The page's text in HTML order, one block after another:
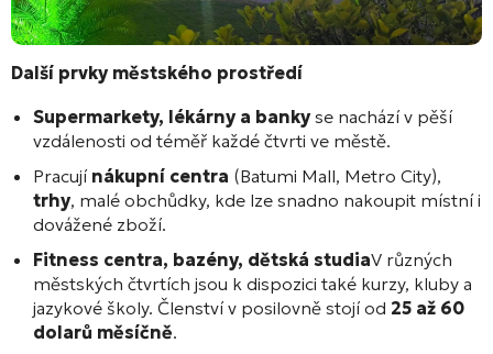
Další prvky městského prostředí
Supermarkety, lékárny a banky se nachází v pěší
vzdálenosti od téměř každé čtvrti ve městě.
Pracují nákupní centra (Batumi Mall, Metro City),
trhy, malé obchůdky, kde lze snadno nakoupit místní i
dovážené zboží.
Fitness centra, bazény, dětská studiaV různých
městských čtvrtích jsou k dispozici také kurzy, kluby a
jazykové školy. Členství v posilovně stojí od 25 až 60
dolarů měsíčně.